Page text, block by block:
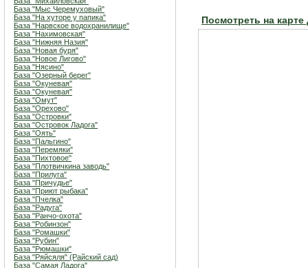
База "Мыс Черемуховый"
База "На хуторе у папика"
База "Нарвское водохранилище"
База "Нахимовская"
База "Нижняя Назия"
База "Новая буря"
База "Новое Лигово"
База "Нясино"
База "Озерный берег"
База "Окуневая"
База "Окуневая"
База "Омут"
База "Орехово"
База "Островки"
База "Островок Ладога"
База "Оять"
База "Пальгино"
База "Перемяки"
База "Пихтовое"
База "Плотвичкина заводь"
База "Прилуга"
База "Причудье"
База "Приют рыбака"
База "Пчелка"
База "Радуга"
База "Ранчо-охота"
База "Робинзон"
База "Ромашки"
База "Рубин"
База "Рюмашки"
База "Ряйсяля" (Райский сад)
База "Самая Ладога"
Посмотреть на